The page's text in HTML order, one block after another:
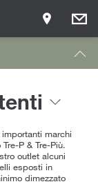
marchi
P & Tre-Più.
outlet alcuni
esposti in
dimezzato